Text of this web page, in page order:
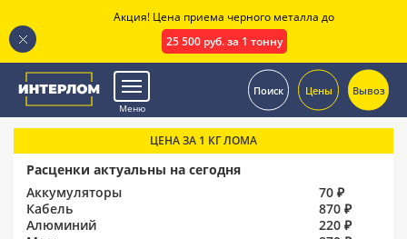
Меню
Поиск Цены Вывоз
ЦЕНА ЗА 1 КГ ЛОМА
Расценки актуальны на сегодня
Аккумуляторы
70 ₽
Кабель
870 ₽
Алюминий
220 ₽
Акция! Цена приема черного металла до
25 500 руб. за 1 тонну
.